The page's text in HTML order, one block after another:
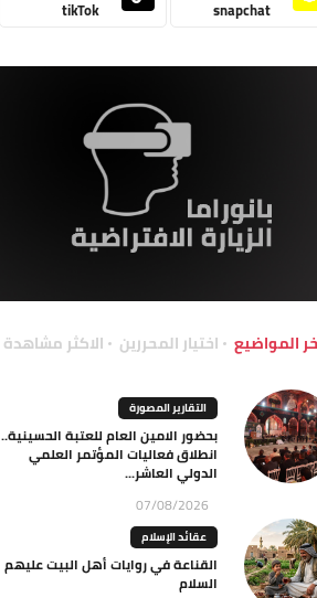
snapchat
tikTok
المواضيع اختيار المحررين الاكثر مشاهدة
التقارير المصورة
بحضور الامين العام للعتبة الحسينية..
انطلاق فعاليات المؤتمر العلمي
الدولي العاشر...
07/08/2026
عقائد الإسلام
القناعة في روايات أهل البيت عليهم
السلام